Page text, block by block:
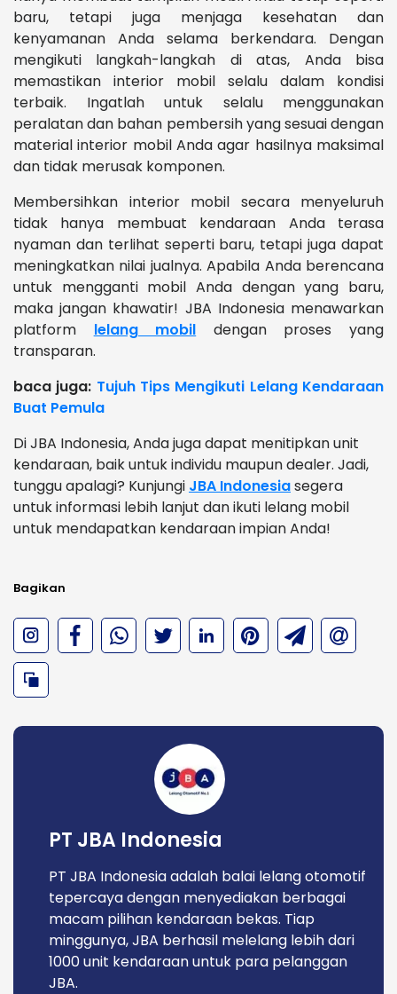
baru, tetapi juga menjaga kesehatan dan
kenyamanan Anda selama berkendara. Dengan
mengikuti langkah-langkah di atas, Anda bisa
memastikan interior mobil selalu dalam kondisi
terbaik. Ingatlah untuk selalu menggunakan
peralatan dan bahan pembersih yang sesuai dengan
material interior mobil Anda agar hasilnya maksimal
dan tidak merusak komponen.
Membersihkan interior mobil secara menyeluruh
tidak hanya membuat kendaraan Anda terasa
nyaman dan terlihat seperti baru, tetapi juga dapat
meningkatkan nilai jualnya. Apabila Anda berencana
untuk mengganti mobil Anda dengan yang baru,
maka jangan khawatir! JBA Indonesia menawarkan
platform lelang mobil dengan proses yang
transparan.
baca juga: Tujuh Tips Mengikuti Lelang Kendaraan
Buat Pemula
Di JBA Indonesia, Anda juga dapat menitipkan unit
kendaraan, baik untuk individu maupun dealer. Jadi,
tunggu apalagi? Kunjungi JBA Indonesiasegera
untuk informasi lebih lanjut dan ikuti lelang mobil
untuk mendapatkan kendaraan impian Anda!
Bagikan
PT JBA Indonesia
PT JBA Indonesia adalah balai lelang otomotif
tepercaya dengan menyediakan berbagai
macam pilihan kendaraan bekas. Tiap
minggunya, JBA berhasil melelang lebih dari
1000 unit kendaraan untuk para pelanggan
JBA.